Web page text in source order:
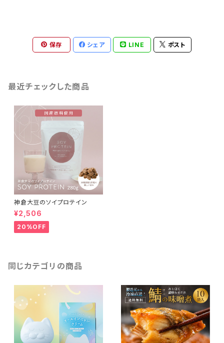
保存 シェア LINE ポスト
最近チェックした商品
神倉大豆のソイプロテイン
¥2,506
20%OFF
同じカテゴリの商品